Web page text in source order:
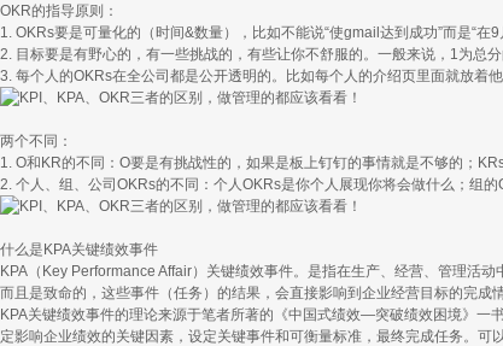
OKR的指导原则：
1. OKRs要是可量化的（时间&数量），比如不能说“使gmail达到成功”而是“在
2. 目标要是有野心的，有一些挑战的，有些让你不舒服的。一般来说，1为总
3. 每个人的OKRs在全公司都是公开透明的。比如每个人的介绍页里面就放着
两个不同：
1. O和KR的不同：O要是有挑战性的，如果是板上钉钉的事情就是不够的；
2. 个人、组、公司OKRs的不同：个人OKRs是你个人展现你将会做什么；组
什么是KPA关键绩效事件
KPA（Key Performance Affair）关键绩效事件。是指在生产、经营、管理活
而且是致命的，这些事件（任务）的结果，会直接影响到企业经营目标的完成
KPA关键绩效事件的理论来源于笔者所著的《中国式绩效—突破绩效困境》一
定影响企业绩效的关键因素，设定关键事件和可衡量标准，最终完成任务。